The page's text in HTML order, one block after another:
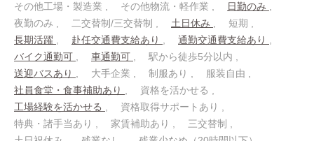
その他工場・製造業
その他物流・軽作業
日勤のみ
夜勤のみ
二交替制/三交替制 土日休み
短期
長期活躍
赴任交通費支給あり
通勤交通費支給あり
バイク通勤可
車通勤可
駅から徒歩5分以内
送迎バスあり
大手企業 制服あり
服装自由
社員食堂・食事補助あり
資格を活かせる
工場経験を活かせる
資格取得サポートあり
特典・諸手当あり
家賃補助あり
三交替制